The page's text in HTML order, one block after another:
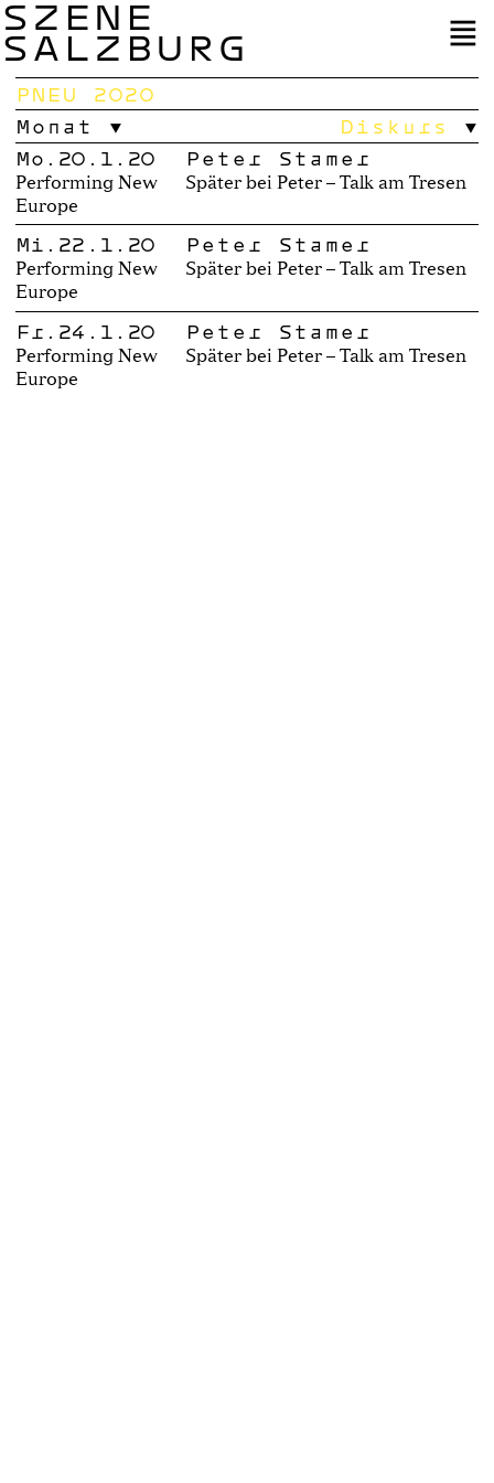
SZENE
SALZBURG
PNEU 2020
Monat
Diskurs
Mo.20.1.20
Performing New
Europe
Peter Stamer
Später bei Peter – Talk am Tresen
Mi.22.1.20
Performing New
Europe
Peter Stamer
Später bei Peter – Talk am Tresen
Fr.24.1.20
Performing New
Europe
Peter Stamer
Später bei Peter – Talk am Tresen